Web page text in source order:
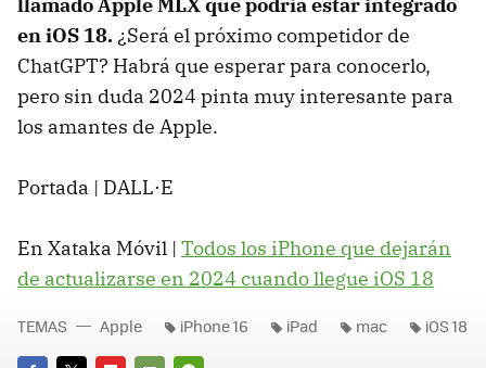
llamado Apple MLX que podría estar integrado
en iOS 18.¿Será el próximo competidor de
ChatGPT? Habrá que esperar para conocerlo,
pero sin duda 2024 pinta muy interesante para
los amantes de Apple.
Portada | DALL·E
En Xataka Móvil | Todos los iPhone que dejarán
de actualizarse en 2024 cuando llegue iOS 18
TEMAS Apple iPhone 16 iPad mac iOS 18